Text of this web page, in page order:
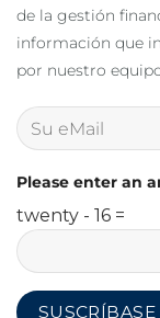
de la gestión
información que
por nuestro
Please enter an
twenty - 16 =